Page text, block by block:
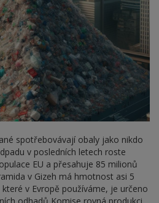
spotřebovávají obaly jako nikdo
v posledních letech roste
EU a přesahuje 85 milionů
v Gizeh má hmotnost asi 5
v Evropě používáme, je určeno